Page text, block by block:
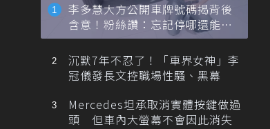
李多慧大方公開車牌號碼揭背後
含意！粉絲讚：忘記停哪還能幫
忙找車
沉默7年不忍了！「車界女神」李
冠儀發長文控職場性騷、黑幕
Mercedes坦承取消實體按鍵做過
頭 但車內大螢幕不會因此消失